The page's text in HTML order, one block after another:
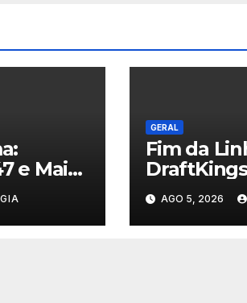
e Mais
GERAL
Fim da
Prisão por
Milionário
Roubadas
AGO 5, 2026